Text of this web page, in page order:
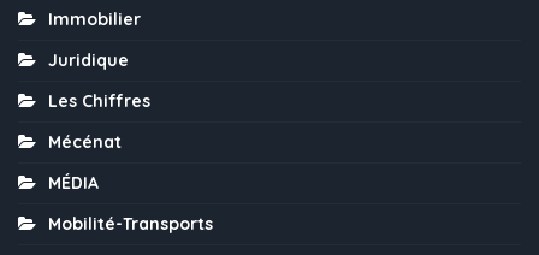
Immobilier
Juridique
Les Chiffres
Mécénat
MÉDIA
Mobilité-Transports